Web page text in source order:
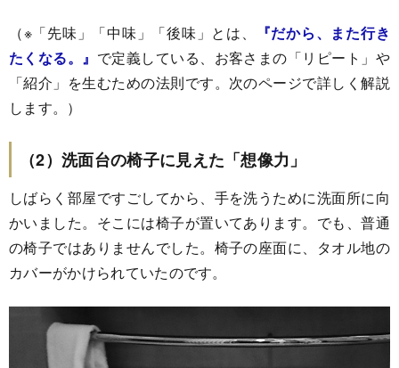
（※「先味」「中味」「後味」とは、
『だから、また行き
たくなる。』 で定義している、お客さまの「リピート」や
「紹介」を生むための法則です。次のページで詳しく解説
します。）
（2）洗面台の椅子に見えた「想像力」
しばらく部屋ですごしてから、手を洗うために洗面所に向
かいました。そこには椅子が置いてあります。でも、普通
の椅子ではありませんでした。椅子の座面に、タオル地の
カバーがかけられていたのです。